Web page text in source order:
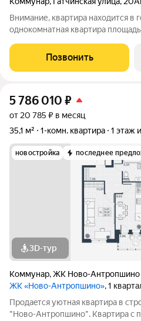
Внимание, квартира находится
однокомнатная квартира
готовое комфортное
косметическому ремонту и
Позвонить
5 786 010 ₽
от 20 785 ₽ в месяц
35,1 м²
1-комн. квартира 1 этаж
новостройка последнее
3D-тур
Коммунар,ЖК Ново-Антропшино
ЖК «Ново-Антропшино», 1
Пpoдaeтся уютная квартира в
"Ново-Антропшино". Квартира с